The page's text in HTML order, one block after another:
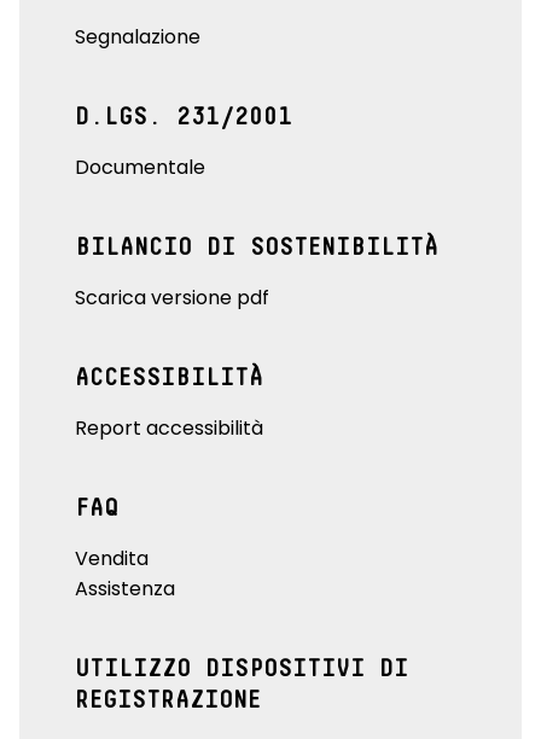
Segnalazione
D.LGS. 231/2001
Documentale
BILANCIO DI SOSTENIBILITÀ
Scarica versione pdf
ACCESSIBILITÀ
Report accessibilità
FAQ
Vendita
Assistenza
UTILIZZO DISPOSITIVI DI
REGISTRAZIONE